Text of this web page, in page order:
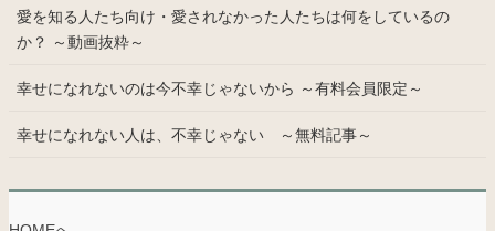
愛を知る人たち向け・愛されなかった人たちは何をしているの
か？ ～動画抜粋～
幸せになれないのは今不幸じゃないから ～有料会員限定～
幸せになれない人は、不幸じゃない ～無料記事～